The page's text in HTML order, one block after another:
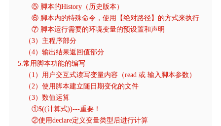
⑤ 脚本的History（历史版本）
⑥ 脚本内的特殊命令，使用【绝对路径】的方式来执行
⑦ 脚本运行需要的环境变量的预设置和声明
（3）主程序部分
（4）输出结果返回值部分
5.常用脚本功能的编写
（1）用户交互式读写变量内容（read 或 输入脚本参数）
（2）使用脚本建立随日期变化的文件
（3）数值运算
①$((计算式))---重要！
②使用declare定义变量类型后进行计算